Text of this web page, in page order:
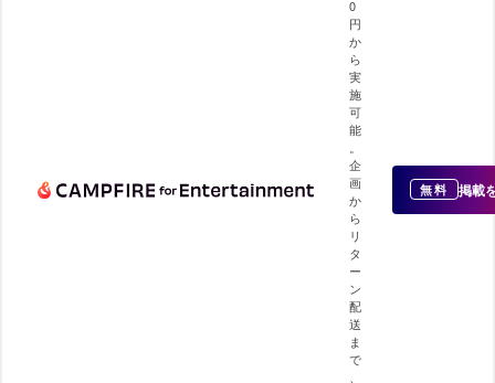
0
円
か
ら
実
施
可
能
企
画
か
ら
リ
タ
ー
ン
配
送
ま
で
無料 掲載